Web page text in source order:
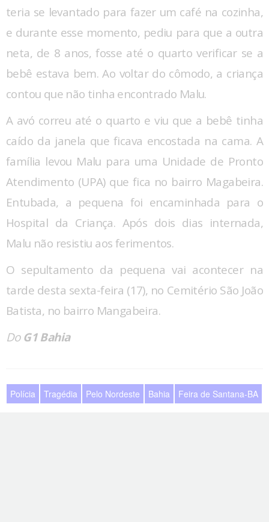
teria se levantado para fazer um café na cozinha,
e durante esse momento, pediu para que a outra
neta, de 8 anos, fosse até o quarto verificar se a
bebê estava bem. Ao voltar do cômodo, a criança
contou que não tinha encontrado Malu.
A avó correu até o quarto e viu que a bebê tinha
caído da janela que ficava encostada na cama. A
família levou Malu para uma Unidade de Pronto
Atendimento (UPA) que fica no bairro Magabeira.
Entubada, a pequena foi encaminhada para o
Hospital da Criança. Após dois dias internada,
Malu não resistiu aos ferimentos.
O sepultamento da pequena vai acontecer na
tarde desta sexta-feira (17), no Cemitério São João
Batista, no bairro Mangabeira.
DoG1 Bahia
Polícia Tragédia Pelo Nordeste Bahia Feira de Santana-BA